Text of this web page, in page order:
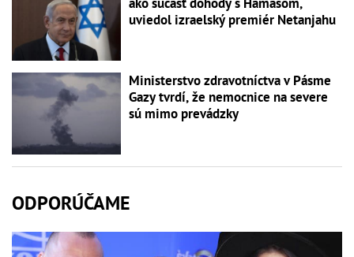
uviedol izraelský premiér Netanjahu
Ministerstvo zdravotníctva v Pásme
Gazy tvrdí, že nemocnice na severe
sú mimo prevádzky
ODPORÚČAME